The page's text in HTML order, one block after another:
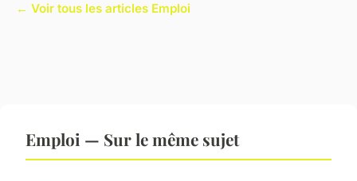
← Voir tous les articles Emploi
Emploi — Sur le même sujet